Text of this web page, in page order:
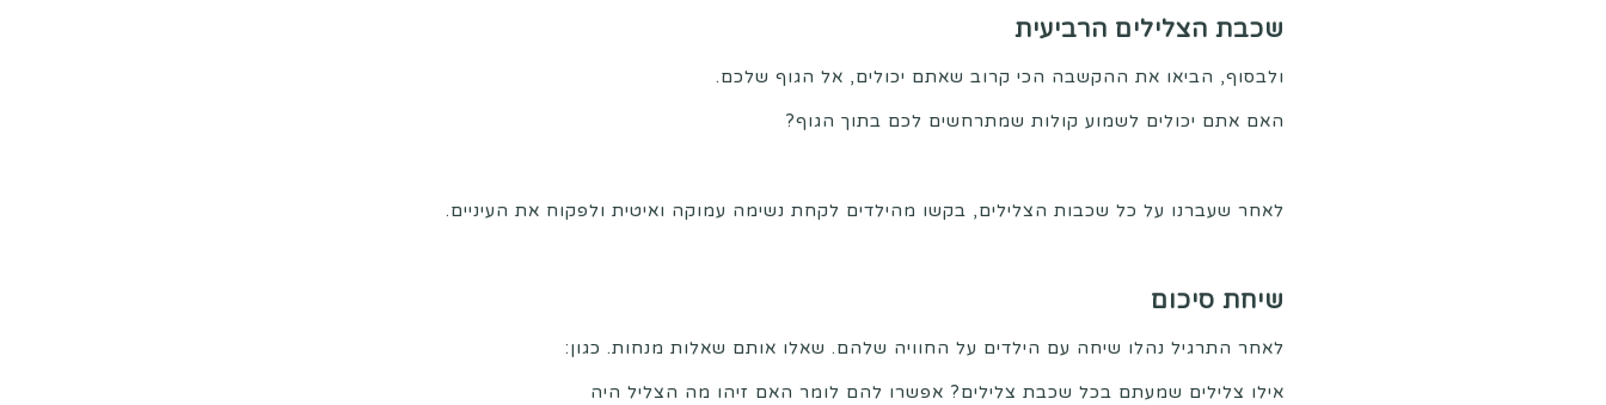
שכבת הצלילים הרביעית
ולבסוף, הביאו את ההקשבה הכי קרוב שאתם יכולים, אל הגוף שלכם.
האם אתם יכולים לשמוע קולות שמתרחשים לכם בתוך הגוף?
לאחר שעברנו על כל שכבות הצלילים, בקשו מהילדים לקחת נשימה עמוקה ואיטית ולפקוח את העיניים.
שיחת סיכום
לאחר התרגיל נהלו שיחה עם הילדים על החוויה שלהם. שאלו אותם שאלות מנחות. כגון:
אילו צלילים שמעתם בכל שכבת צלילים? אפשרו להם לומר האם זיהו מה הצליל היה